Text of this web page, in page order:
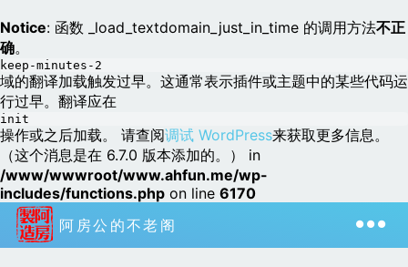
Notice: 函数 _load_textdomain_just_in_time 的调用方法不正
确。
keep-minutes-2
域的翻译加载触发过早。这通常表示插件或主题中的某些代码运
行过早。翻译应在
init
操作或之后加载。 请查阅调试 WordPress来获取更多信息。
（这个消息是在 6.7.0 版本添加的。） in
/www/wwwroot/www.ahfun.me/wp-
includes/functions.php on line 6170
阿房公的不老阁